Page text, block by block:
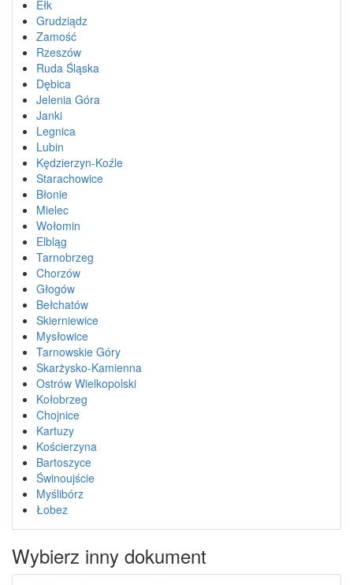
Ełk
Grudziądz
Zamość
Rzeszów
Ruda Śląska
Dębica
Jelenia Góra
Janki
Legnica
Lubin
Kędzierzyn-Koźle
Starachowice
Błonie
Mielec
Wołomin
Elbląg
Tarnobrzeg
Chorzów
Głogów
Bełchatów
Skierniewice
Mysłowice
Tarnowskie Góry
Skarżysko-Kamienna
Ostrów Wielkopolski
Kołobrzeg
Chojnice
Kartuzy
Kościerzyna
Bartoszyce
Świnoujście
Myślibórz
Łobez
Wybierz inny dokument